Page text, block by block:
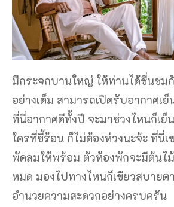
มีกระจกบานใหญ่ ให้ท่านได้ชื่นชม
อย่างเต็ม สามารถเปิดรับอากาศเ
ที่นี่อากาศดีทั้งปี จะมาช่วงไหนก็เ
ใครที่ขี้ร้อน ก็ไม่ต้องห่วงนะจ้ะ ที่นี่เ
พัดลมให้พร้อม ตัวห้องพักจะมีต้นไ
หมด มองไปทางไหนก็เขียวสบายต
อำนวยความสะดวกอย่างครบครัน